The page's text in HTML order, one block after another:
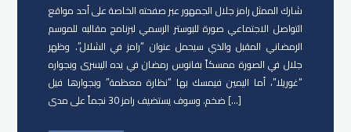
شارك الممثل رامز جلال​ الجمهور عبر صفحته الخاصة على أحد مواقع
التواصل الاجتماعي صورة للبوستر الرسمي لبرنامج مقالبه للموسم
الرمضاني المقبل والذي سيحمل عنوان “رامز في الشلال”. وظهر
جلال في الصورة ممسكاً بفانوس رمضان في يده اليسرى وبجواره
“غوريلا”، أما اليمين فيمسك بها “نظارة معظمة” وبجوارها فيل
ضخم. وسوف يستضيف رامز 30 نجماً على مدى […]